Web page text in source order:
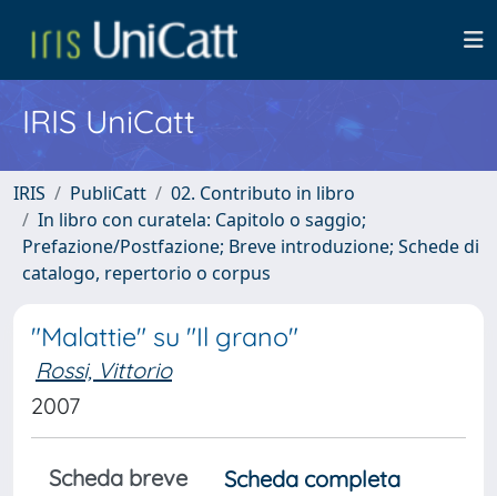
IRIS UniCatt
IRIS PubliCatt
02. Contributo in libro
In libro con curatela: Capitolo o saggio;
Prefazione/Postfazione; Breve introduzione; Schede di
catalogo, repertorio o corpus
"Malattie" su "Il grano"
Rossi, Vittorio
2007
Scheda breve
Scheda completa